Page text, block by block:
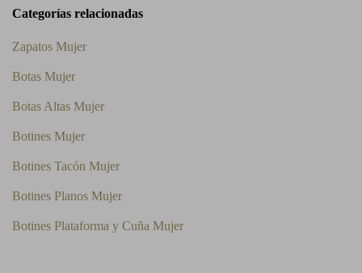
Categorías relacionadas
Zapatos Mujer
Botas Mujer
Botas Altas Mujer
Botines Mujer
Botines Tacón Mujer
Botines Planos Mujer
Botines Plataforma y Cuña Mujer